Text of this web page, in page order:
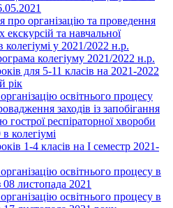
організацію та проведення
екскурсій та навчальної
колегіумі у 2021/2022 н.р.
колегіуму 2021/2022 н.р.
для 5-11 класів на 2021-2022
рік
освітнього процесу
заходів із запобігання
респіраторної хвороби
колегіумі
1-4 класів на І семестр 2021-
освітнього процесу в
08 листопада 2021
освітнього процесу в